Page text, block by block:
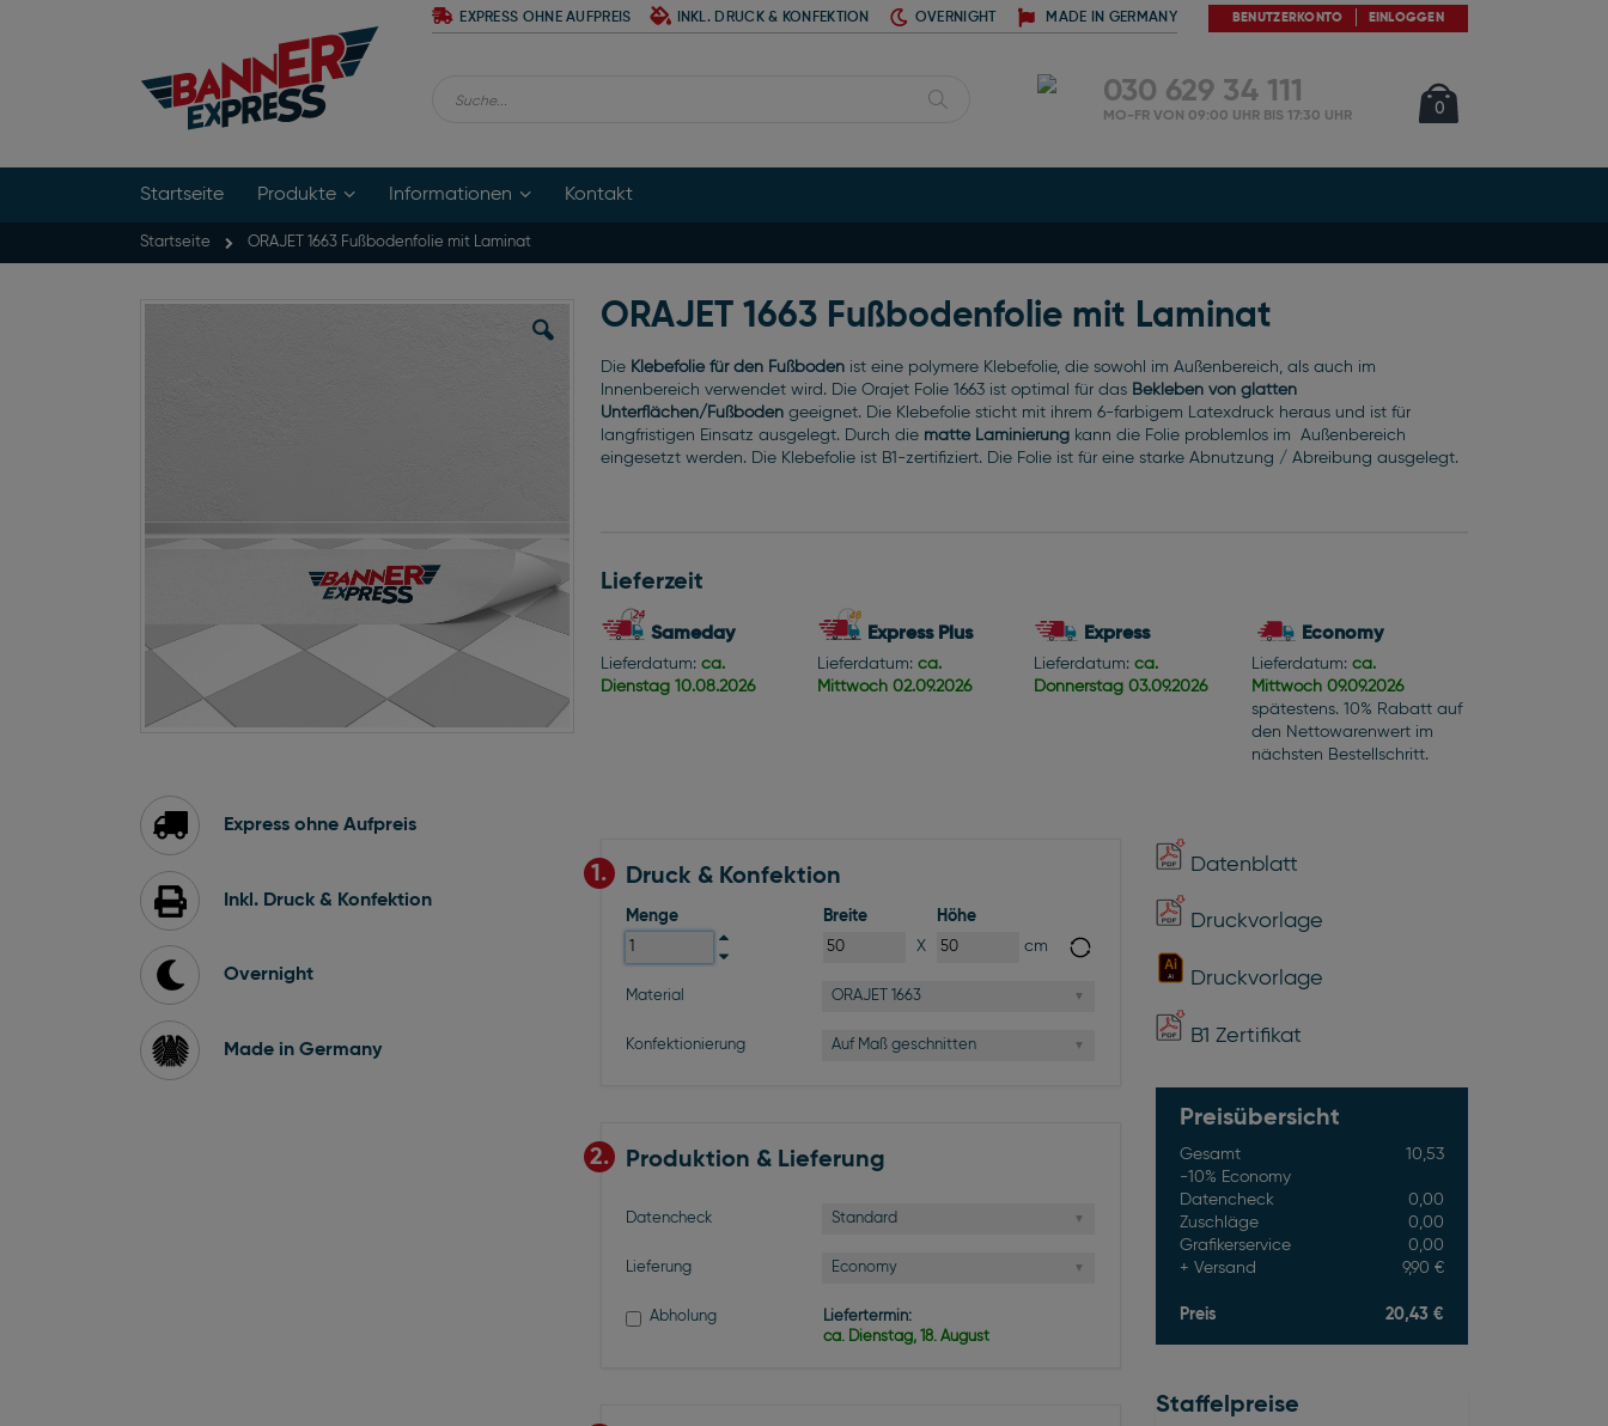
EXPRESS OHNE AUFPREIS INKL. DRUCK & KONFEKTION OVERNIGHT MADE IN GERMANY BENUTZERKONTO EINLOGGEN
0Artikel
030 629 34 111
MO-FR VON 09:00 UHR BIS 17:30 UHR
Startseite Produkte Informationen Kontakt
Startseite ORAJET 1663 Fußbodenfolie mit Laminat
Zum
Bildgalerie
springen
Express ohne Aufpreis
Inkl. Druck & Konfektion
Overnight
Made in Germany
ORAJET 1663 Fußbodenfolie mit Laminat
Die Klebefolie für den Fußboden ist eine polymere Klebefolie, die sowohl im Außenbereich, als auch im
Innenbereich verwendet wird. Die Orajet Folie 1663 ist optimal für das Bekleben von glatten
Unterflächen/Fußbodengeeignet. Die Klebefolie sticht mit ihrem 6-farbigem Latexdruck heraus und ist für
langfristigen Einsatz ausgelegt. Durch diematte Laminierungkann die Folie problemlos im Außenbereich
eingesetzt werden. Die Klebefolie ist B1-zertifiziert. Die Folie ist für eine starke Abnutzung / Abreibung ausgelegt.
Lieferzeit
Sameday
Lieferdatum: ca.
Dienstag 10.08.2026
Express Plus
Lieferdatum: ca.
Mittwoch 02.09.2026
Express
Lieferdatum: ca.
Donnerstag 03.09.2026
Economy
Lieferdatum: ca.
Mittwoch 09.09.2026
spätestens. 10% Rabatt auf
den Nettowarenwert im
nächsten Bestellschritt.
Datenblatt
Druckvorlage
Druckvorlage
B1 Zertifikat
1. Druck & Konfektion
Menge
Breite
X
Höhe
cm
Material ORAJET 1663
Konfektionierung Auf Maß geschnitten
2. Produktion & Lieferung
Datencheck Standard
Lieferung Economy
Abholung
Liefertermin:
ca. Dienstag, 18. August
Preisübersicht
Gesamt
10,53
-10% Economy
Datencheck
0,00
Zuschläge
0,00
Grafikerservice
0,00
Versand
9,90 €
Preis 20,43 €
Staffelpreise